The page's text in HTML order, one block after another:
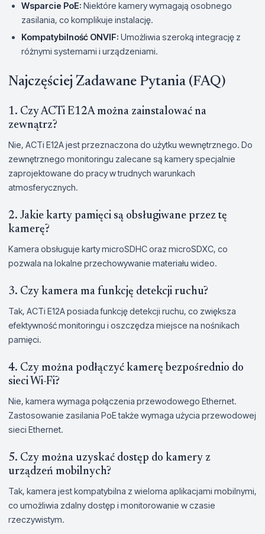
Wsparcie PoE: Niektóre kamery wymagają osobnego
zasilania, co komplikuje instalację.
Kompatybilność ONVIF: Umożliwia szeroką integrację z
różnymi systemami i urządzeniami.
Najczęściej Zadawane Pytania (FAQ)
1. Czy ACTi E12A można zainstalować na
zewnątrz?
Nie, ACTi E12A jest przeznaczona do użytku wewnętrznego. Do
zewnętrznego monitoringu zalecane są kamery specjalnie
zaprojektowane do pracy w trudnych warunkach
atmosferycznych.
2. Jakie karty pamięci są obsługiwane przez tę
kamerę?
Kamera obsługuje karty microSDHC oraz microSDXC, co
pozwala na lokalne przechowywanie materiału wideo.
3. Czy kamera ma funkcję detekcji ruchu?
Tak, ACTi E12A posiada funkcję detekcji ruchu, co zwiększa
efektywność monitoringu i oszczędza miejsce na nośnikach
pamięci.
4. Czy można podłączyć kamerę bezpośrednio do
sieci Wi-Fi?
Nie, kamera wymaga połączenia przewodowego Ethernet.
Zastosowanie zasilania PoE także wymaga użycia przewodowej
sieci Ethernet.
5. Czy można uzyskać dostęp do kamery z
urządzeń mobilnych?
Tak, kamera jest kompatybilna z wieloma aplikacjami mobilnymi,
co umożliwia zdalny dostęp i monitorowanie w czasie
rzeczywistym.